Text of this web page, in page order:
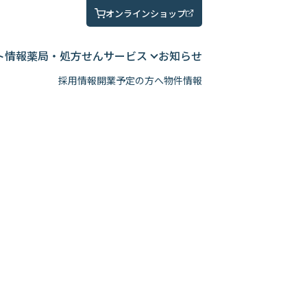
オンラインショップ
情報薬局・処方せんサービス お知らせ
採用情報開業予定の方へ物件情報